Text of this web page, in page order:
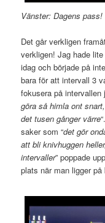
Vänster: Dagens
Det går verkligen
verkligen! Jag hade
idag och började på
bara för att intervall 3
fokusera på intervallen
göra så himla ont
det tusen gånger värre
saker som “det gör
att bli knivhuggen
intervaller” poppade
plats när man ligger